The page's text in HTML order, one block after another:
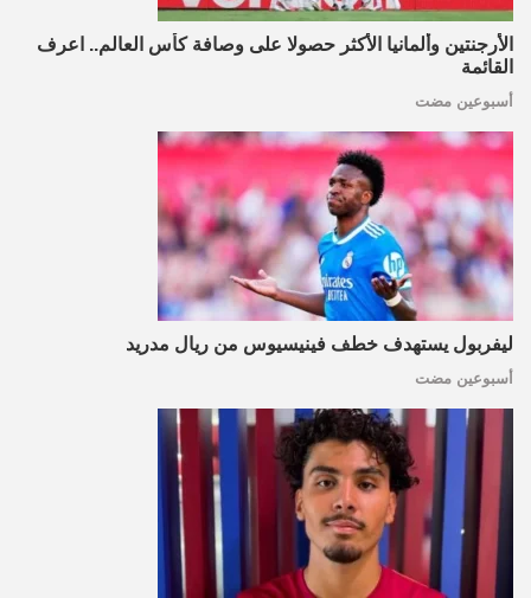
الأرجنتين وألمانيا الأكثر حصولا على وصافة كأس العالم.. اعرف
القائمة
أسبوعين مضت
ليفربول يستهدف خطف فينيسيوس من ريال مدريد
أسبوعين مضت